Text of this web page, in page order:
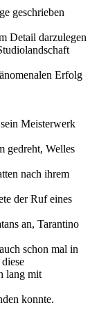
geschrieben
Detail darzulegen
Erfolg
Meisterwerk
gedreht, Welles
nach ihrem
der Ruf eines
an, Tarantino
schon mal in
lang mit
konnte.